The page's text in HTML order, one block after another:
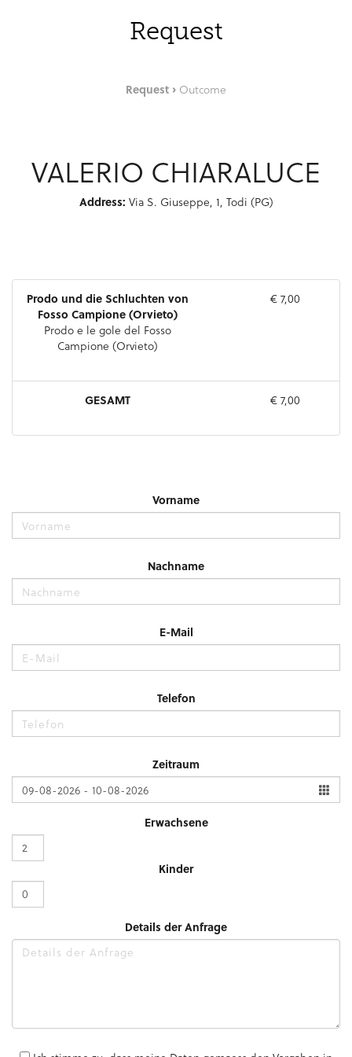
Request
Request Outcome
VALERIO CHIARALUCE
Address: Via S. Giuseppe, 1, Todi (PG)
Prodo und die Schluchten von
Fosso Campione (Orvieto)
Prodo e le gole del Fosso
Campione (Orvieto)
€ 7,00
GESAMT € 7,00
Vorname
Nachname
E-Mail
Telefon
Zeitraum
Erwachsene
Kinder
Details der Anfrage